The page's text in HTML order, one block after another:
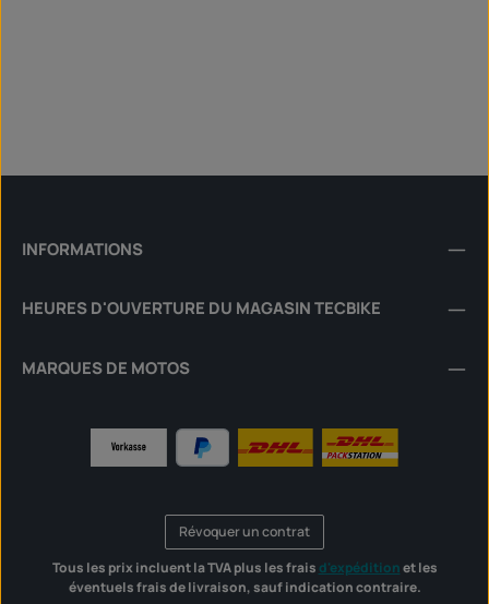
INFORMATIONS
HEURES D'OUVERTURE DU MAGASIN TECBIKE
MARQUES DE MOTOS
Révoquer un contrat
Tous les prix incluent la TVA plus les frais d'expéditionet les
éventuels frais de livraison, sauf indication contraire.